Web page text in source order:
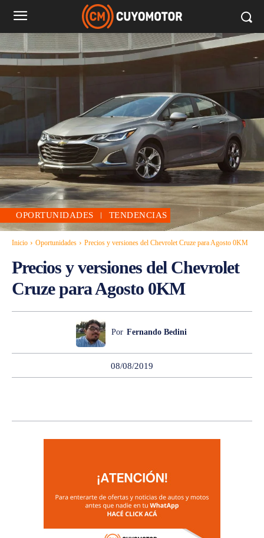
OPORTUNIDADES TENDENCIAS
Inicio Oportunidades Precios y versiones del Chevrolet Cruze para Agosto 0KM
Precios y versiones del Chevrolet
Cruze para Agosto 0KM
Por Fernando Bedini
08/08/2019